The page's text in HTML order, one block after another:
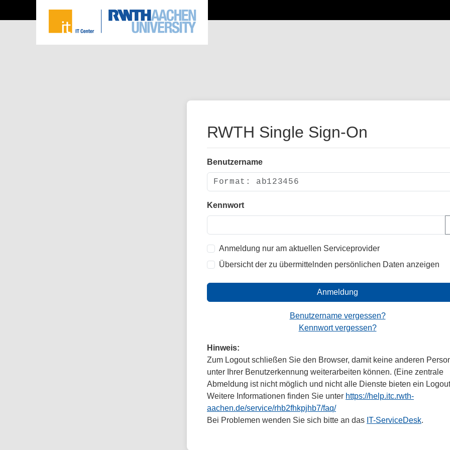
RWTH Single Sign-On
Benutzername
Kennwort
Anmeldung nur am aktuellen Serviceprovider
Übersicht der zu übermittelnden persönlichen Daten anzeigen
Anmeldung
Benutzername vergessen?
Kennwort vergessen?
Hinweis:
Zum Logout schließen Sie den Browser, damit keine anderen
unter Ihrer Benutzerkennung weiterarbeiten können. (Eine zentrale
Abmeldung ist nicht möglich und nicht alle Dienste bieten ein
Weitere Informationen finden Sie unter https://help.itc.rwth-
aachen.de/service/rhb2fhkpjhb7/faq/
Bei Problemen wenden Sie sich bitte an das IT-ServiceDesk.